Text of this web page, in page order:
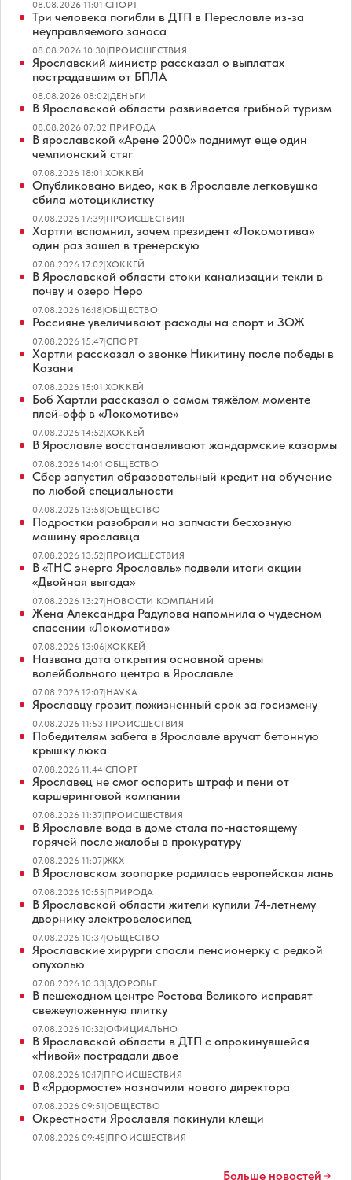
08.08.2026 11:01|СПОРТ
Три человека погибли в ДТП в Переславле из-за
неуправляемого заноса
08.08.2026 10:30|ПРОИСШЕСТВИЯ
Ярославский министр рассказал о выплатах
пострадавшим от БПЛА
08.08.2026 08:02|ДЕНЬГИ
В Ярославской области развивается грибной туризм
08.08.2026 07:02|ПРИРОДА
В ярославской «Арене 2000» поднимут еще один
чемпионский стяг
07.08.2026 18:01|ХОККЕЙ
Опубликовано видео, как в Ярославле легковушка
сбила мотоциклистку
07.08.2026 17:39|ПРОИСШЕСТВИЯ
Хартли вспомнил, зачем президент «Локомотива»
один раз зашел в тренерскую
07.08.2026 17:02|ХОККЕЙ
В Ярославской области стоки канализации текли в
почву и озеро Неро
07.08.2026 16:18|ОБЩЕСТВО
Россияне увеличивают расходы на спорт и ЗОЖ
07.08.2026 15:47|СПОРТ
Хартли рассказал о звонке Никитину после победы в
Казани
07.08.2026 15:01|ХОККЕЙ
Боб Хартли рассказал о самом тяжёлом моменте
плей-офф в «Локомотиве»
07.08.2026 14:52|ХОККЕЙ
В Ярославле восстанавливают жандармские казармы
07.08.2026 14:01|ОБЩЕСТВО
Сбер запустил образовательный кредит на обучение
по любой специальности
07.08.2026 13:58|ОБЩЕСТВО
Подростки разобрали на запчасти бесхозную
машину ярославца
07.08.2026 13:52|ПРОИСШЕСТВИЯ
В «ТНС энерго Ярославль» подвели итоги акции
«Двойная выгода»
07.08.2026 13:27|НОВОСТИ КОМПАНИЙ
Жена Александра Радулова напомнила о чудесном
спасении «Локомотива»
07.08.2026 13:06|ХОККЕЙ
Названа дата открытия основной арены
волейбольного центра в Ярославле
07.08.2026 12:07|НАУКА
Ярославцу грозит пожизненный срок за госизмену
07.08.2026 11:53|ПРОИСШЕСТВИЯ
Победителям забега в Ярославле вручат бетонную
крышку люка
07.08.2026 11:44|СПОРТ
Ярославец не смог оспорить штраф и пени от
каршеринговой компании
07.08.2026 11:37|ПРОИСШЕСТВИЯ
В Ярославле вода в доме стала по-настоящему
горячей после жалобы в прокуратуру
07.08.2026 11:07|ЖКХ
В Ярославском зоопарке родилась европейская лань
07.08.2026 10:55|ПРИРОДА
В Ярославской области жители купили 74-летнему
дворнику электровелосипед
07.08.2026 10:37|ОБЩЕСТВО
Ярославские хирурги спасли пенсионерку с редкой
опухолью
07.08.2026 10:33|ЗДОРОВЬЕ
В пешеходном центре Ростова Великого исправят
свежеуложенную плитку
07.08.2026 10:32|ОФИЦИАЛЬНО
В Ярославской области в ДТП с опрокинувшейся
«Нивой» пострадали двое
07.08.2026 10:17|ПРОИСШЕСТВИЯ
В «Ярдормосте» назначили нового директора
07.08.2026 09:51|ОБЩЕСТВО
Окрестности Ярославля покинули клещи
07.08.2026 09:45|ПРОИСШЕСТВИЯ
Больше новостей